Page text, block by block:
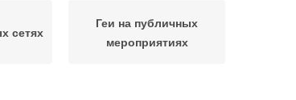
сетях
Геи на публичных
мероприятиях